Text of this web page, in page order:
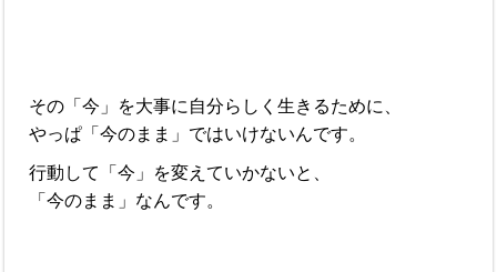
その「今」を大事に自分らしく生きるために、
やっぱ「今のまま」ではいけないんです。
行動して「今」を変えていかないと、
「今のまま」なんです。